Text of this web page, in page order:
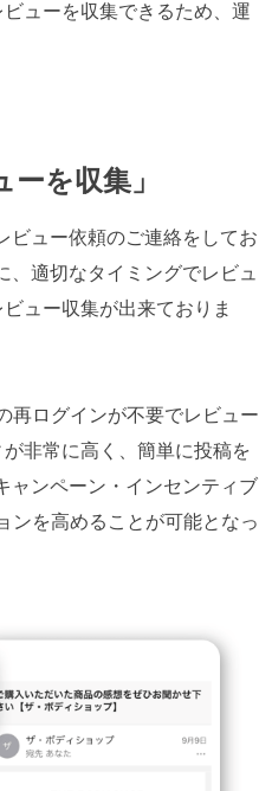
ューを収集できるため、運
を収集」
ビュー依頼のご連絡をしてお
、適切なタイミングでレビュ
ュー収集が出来ておりま
再ログインが不要でレビュー
非常に高く、簡単に投稿を
ャンペーン・インセンティブ
ンを高めることが可能となっ